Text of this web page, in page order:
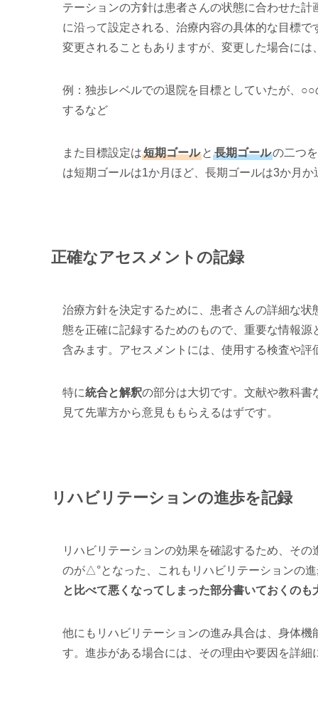
テーションの方針は患者さんの状態に合わせた
に沿って設定される、治療内容の具体的な目標
変更されることもありますが、変更した場合に
例：独歩レベルでの退院を目標としていたが、
するなど
また目標設定は短期ゴール と 長期ゴールの二つ
は短期ゴールは1か月ほど、長期ゴールは3か月
正確なアセスメントの記録
治療方針を決定するために、患者さんの詳細な
態を正確に記録するためのもので、重要な情報
含みます。アセスメントには、使用する検査や
特に統合と解釈の部分は大切です。文献や教科
見て先輩方から意見ももらえるはずです。
リハビリテーションの進歩を記録
リハビリテーションの効果を確認するため、そ
のが△°となった、これもリハビリテーションの
と比べて悪くなってしまった部分書いておくのも
他にもリハビリテーションの進み具合は、身体
す。進歩がある場合には、その理由や要因を詳細